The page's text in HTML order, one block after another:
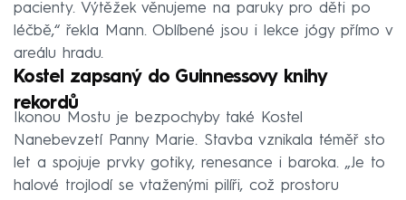
pacienty. Výtěžek věnujeme na paruky pro děti po
léčbě,“ řekla Mann. Oblíbené jsou i lekce jógy přímo v
areálu hradu.
Kostel zapsaný do Guinnessovy knihy
rekordů
Ikonou Mostu je bezpochyby také Kostel
Nanebevzetí Panny Marie. Stavba vznikala téměř sto
let a spojuje prvky gotiky, renesance i baroka. „Je to
halové trojlodí se vtaženými pilíři, což prostoru